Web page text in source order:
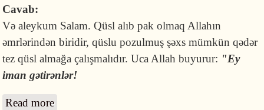
Cavab:
Və aleykum Salam. Qüsl alıb pak olmaq Allahın
əmrlərindən biridir, qüslu pozulmuş şəxs mümkün qədər
tez qüsl almağa çalışmalıdır. Uca Allah buyurur: "Ey
iman gətirənlər!
Read more